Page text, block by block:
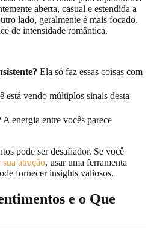
aberta, casual e estendida a
lado, geralmente é mais focado,
de intensidade romântica.
Ela só faz essas coisas com
está vendo múltiplos sinais desta
A energia entre vocês parece
pode ser desafiador. Se você
sua atração, usar uma ferramenta
fornecer insights valiosos.
e o Que